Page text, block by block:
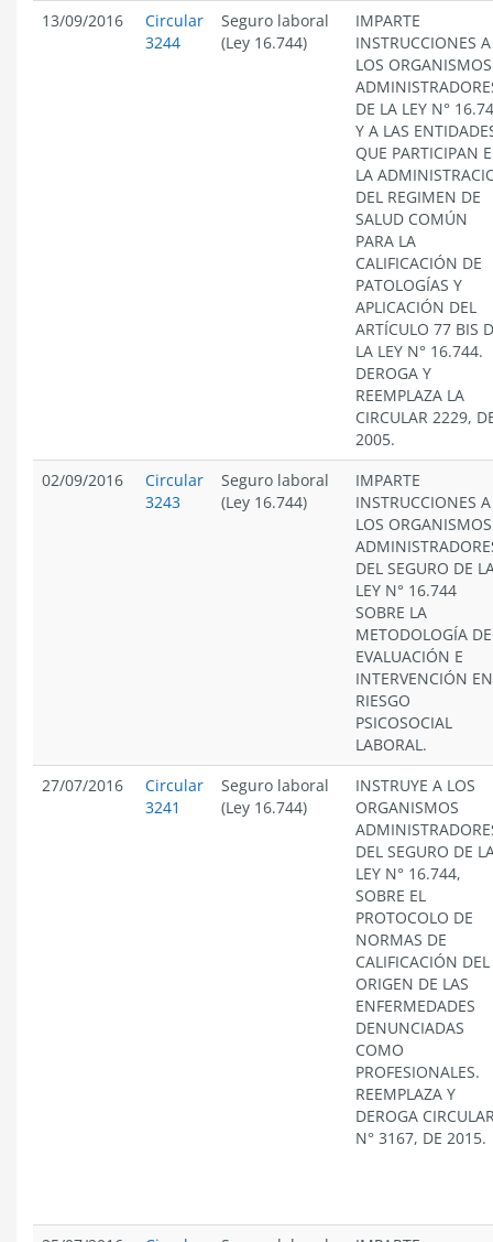
13/09/2016
Circular
3244
Seguro laboral
(Ley 16.744)
IMPARTE
INSTRUCCIONES A
LOS ORGANISMOS
DE LA LEY N°
Y A LAS
QUE PARTICIPAN
LA
DEL REGIMEN DE
SALUD COMÚN
PARA LA
CALIFICACIÓN DE
PATOLOGÍAS Y
APLICACIÓN DEL
ARTÍCULO 77 BIS
LA LEY N° 16.744.
DEROGA Y
REEMPLAZA LA
CIRCULAR 2229,
2005.
02/09/2016
Circular
3243
Seguro laboral
(Ley 16.744)
IMPARTE
INSTRUCCIONES A
LOS ORGANISMOS
DEL SEGURO DE
LEY N° 16.744
SOBRE LA
METODOLOGÍA DE
EVALUACIÓN E
INTERVENCIÓN EN
RIESGO
PSICOSOCIAL
LABORAL.
27/07/2016
Circular
3241
Seguro laboral
(Ley 16.744)
INSTRUYE A LOS
ORGANISMOS
DEL SEGURO DE
LEY N° 16.744,
SOBRE EL
PROTOCOLO DE
NORMAS DE
CALIFICACIÓN DEL
ORIGEN DE LAS
ENFERMEDADES
DENUNCIADAS
COMO
PROFESIONALES.
REEMPLAZA Y
DEROGA
N° 3167, DE 2015.